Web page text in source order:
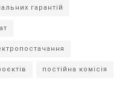
гарантій
постійна комісія